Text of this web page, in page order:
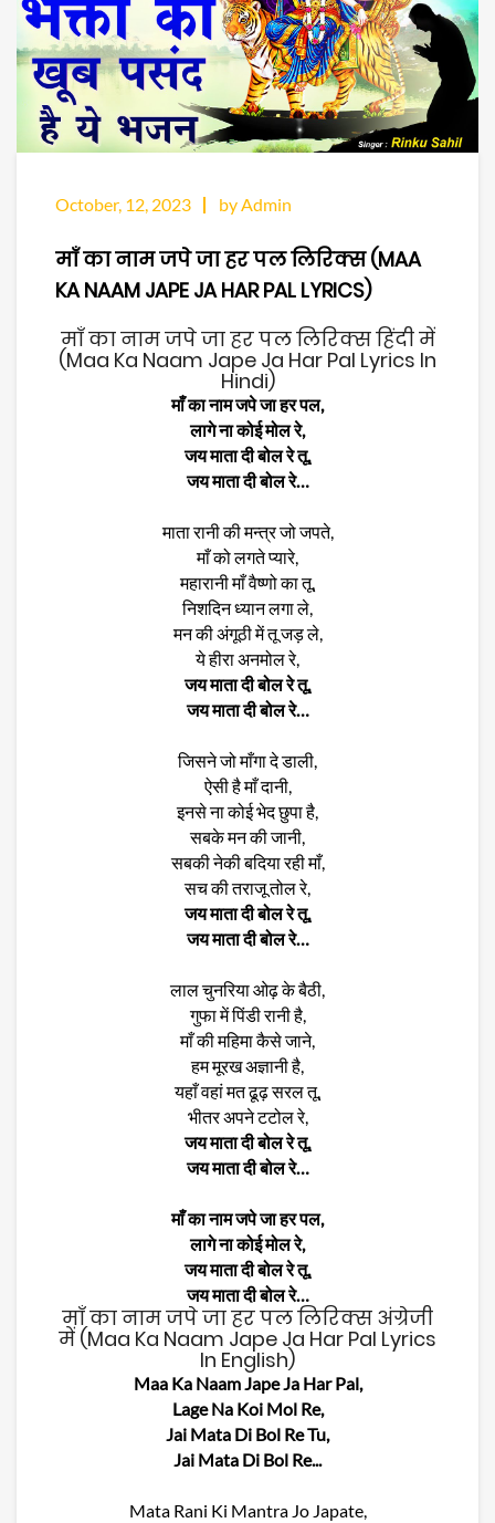
October, 12, 2023 by Admin
माँ का नाम जपे जा हर पल लिरिक्स (MAA
KA NAAM JAPE JA HAR PAL LYRICS)
माँ का नाम जपे जा हर पल लिरिक्स हिंदी में
(Maa Ka Naam Jape Ja Har Pal Lyrics In
Hindi)
माँ का नाम जपे जा हर पल,
लागे ना कोई मोल रे,
जय माता दी बोल रे तू,
जय माता दी बोल रे…
माता रानी की मन्त्र जो जपते,
माँ को लगते प्यारे,
महारानी माँ वैष्णो का तू,
निशदिन ध्यान लगा ले,
मन की अंगूठी में तू जड़ ले,
ये हीरा अनमोल रे,
जय माता दी बोल रे तू,
जय माता दी बोल रे…
जिसने जो माँगा दे डाली,
ऐसी है माँ दानी,
इनसे ना कोई भेद छुपा है,
सबके मन की जानी,
सबकी नेकी बदिया रही माँ,
सच की तराजू तोल रे,
जय माता दी बोल रे तू,
जय माता दी बोल रे…
लाल चुनरिया ओढ़ के बैठी,
गुफा में पिंडी रानी है,
माँ की महिमा कैसे जाने,
हम मूरख अज्ञानी है,
यहाँ वहां मत ढूढ़ सरल तू,
भीतर अपने टटोल रे,
जय माता दी बोल रे तू,
जय माता दी बोल रे…
माँ का नाम जपे जा हर पल,
लागे ना कोई मोल रे,
जय माता दी बोल रे तू,
जय माता दी बोल रे…
माँ का नाम जपे जा हर पल लिरिक्स अंग्रेजी
में (Maa Ka Naam Jape Ja Har Pal Lyrics
In English)
Maa Ka Naam Jape Ja Har Pal,
Lage Na Koi Mol Re,
Jai Mata Di Bol Re Tu,
Jai Mata Di Bol Re...
Mata Rani Ki Mantra Jo Japate,